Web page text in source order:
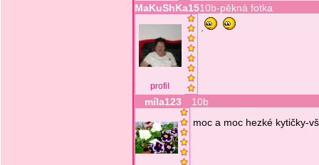
MaKuShKa1510b-pěkná fotka
profil
míla123 10b
moc a moc hezké kytičky-